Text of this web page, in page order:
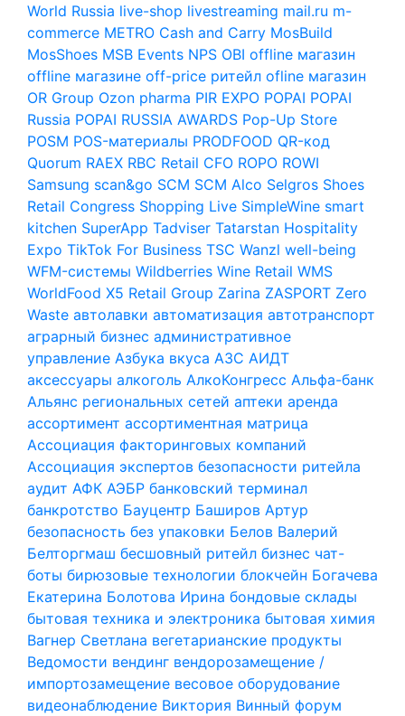
World Russia live-shop livestreaming mail.ru m-
commerce METRO Cash and Carry MosBuild
MosShoes MSB Events NPS OBI offline магазин
offline магазине off-price ритейл ofline магазин
OR Group Ozon pharma PIR EXPO POPAI POPAI
Russia POPAI RUSSIA AWARDS Pop-Up Store
POSM POS-материалы PRODFOOD QR-код
Quorum RAEX RBC Retail CFO ROPO ROWI
Samsung scan&go SCM SCM Alco Selgros Shoes
Retail Congress Shopping Live SimpleWine smart
kitchen SuperApp Tadviser Tatarstan Hospitality
Expo TikTok For Business TSC Wanzl well-being
WFM-системы Wildberries Wine Retail WMS
WorldFood X5 Retail Group Zarina ZASPORT Zero
Waste автолавки автоматизация автотранспорт
аграрный бизнес административное
управление Азбука вкуса АЗС АИДТ
аксессуары алкоголь АлкоКонгресс Альфа-банк
Альянс региональных сетей аптеки аренда
ассортимент ассортиментная матрица
Ассоциация факторинговых компаний
Ассоциация экспертов безопасности ритейла
аудит АФК АЭБР банковский терминал
банкротство Бауцентр Баширов Артур
безопасность без упаковки Белов Валерий
Белторгмаш бесшовный ритейл бизнес чат-
боты бирюзовые технологии блокчейн Богачева
Екатерина Болотова Ирина бондовые склады
бытовая техника и электроника бытовая химия
Вагнер Светлана вегетарианские продукты
Ведомости вендинг вендорозамещение /
импортозамещение весовое оборудование
видеонаблюдение Виктория Винный форум